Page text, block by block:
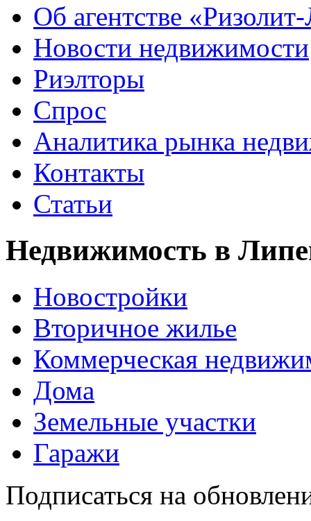
Об агентстве
Новости недвижимости
Риэлторы
Спрос
Аналитика рынка
Контакты
Статьи
Недвижимость в
Новостройки
Вторичное жилье
Коммерческая
Дома
Земельные участки
Гаражи
Подписаться на